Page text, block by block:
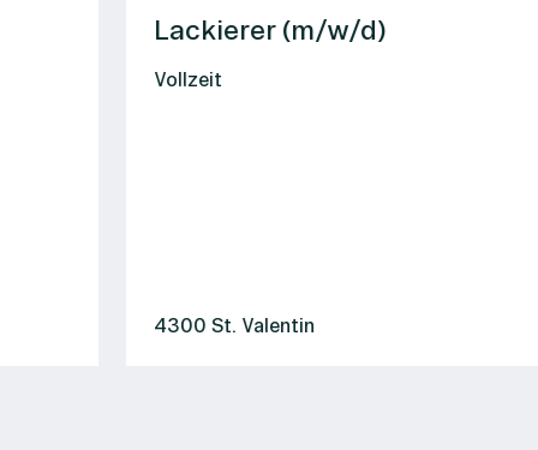
Lackierer (m/w/d)
4300 St. Valentin